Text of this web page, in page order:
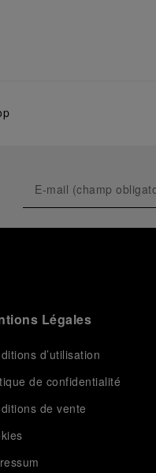
Légales
d’utilisation
de confidentialité
de vente